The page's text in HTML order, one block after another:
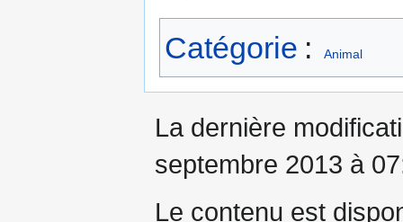
Catégorie : Animal
La dernière
septembre 2013 à
Le contenu est